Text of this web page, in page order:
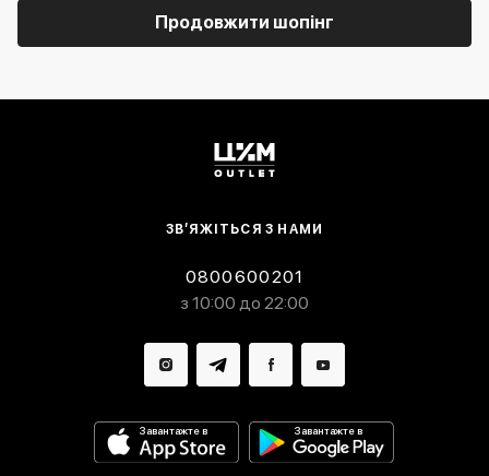
Продовжити шопінг
ЗВ’ЯЖІТЬСЯ З НАМИ
0800600201
з 10:00 до 22:00
Завантажте в Завантажте в